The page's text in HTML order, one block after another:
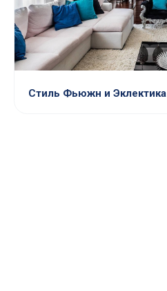
Стиль Фьюжн и Эклектика